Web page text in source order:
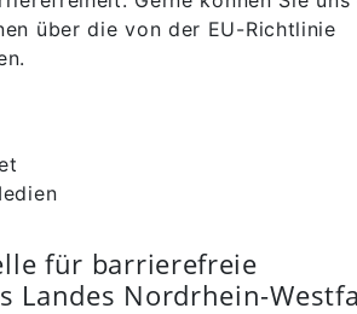
über die von der EU-Richtlinie
für barrierefreie
Landes Nordrhein-